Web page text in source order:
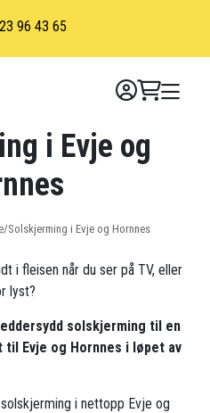
23 96 43 65
i Evje og
/Solskjerming i Evje og Hornnes
i fleisen når du ser på TV, eller
lyst?
solskjerming til en
Evje og Hornnes i løpet av
i nettopp Evje og